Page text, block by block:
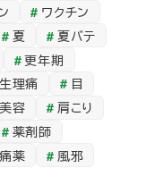
ワクチン
夏
夏バテ
更年期
生理痛
目
美容
肩こり
薬剤師
薬
風邪